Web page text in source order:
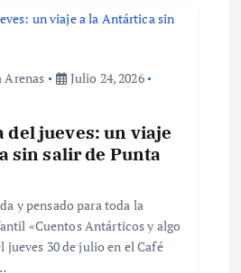
Arenas
Julio 24, 2026
del jueves: un viaje
sin salir de Punta
y pensado para toda la
«Cuentos Antárticos y algo
jueves 30 de julio en el Café